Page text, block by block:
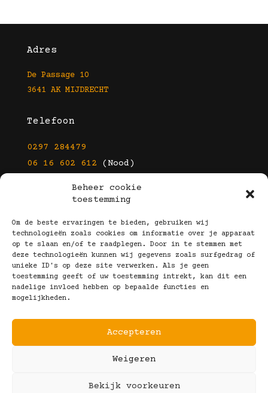
Beheer cookie
toestemming
Om de beste ervaringen te bieden, gebruiken wij
technologieën zoals cookies om informatie over je apparaat
op te slaan en/of te raadplegen. Door in te stemmen met
deze technologieën kunnen wij gegevens zoals surfgedrag of
unieke ID's op deze site verwerken. Als je geen
toestemming geeft of uw toestemming intrekt, kan dit een
nadelige invloed hebben op bepaalde functies en
mogelijkheden.
Accepteren
Weigeren
Bekijk voorkeuren
Adres
De Passage 10
3641 AK MIJDRECHT
Telefoon
0297 284479
06 16 602 612 (Nood)
info@kootbrillen.nl
Volg Ons!
Copyright © 2025 Koot Brillen
Algemene Voorwaarden